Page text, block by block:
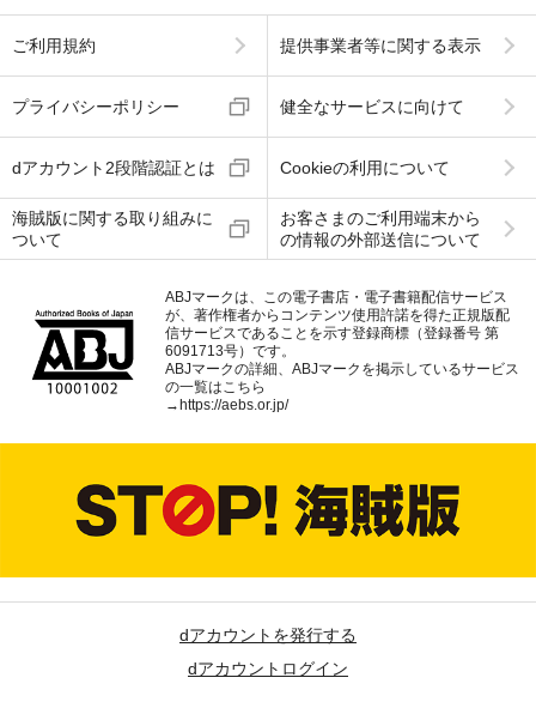
ご利用規約 提供事業者等に関する表示
プライバシーポリシー 健全なサービスに向けて
dアカウント2段階認証とは Cookieの利用について
海賊版に関する取り組みに
ついて
お客さまのご利用端末から
の情報の外部送信について
ABJマークは、この電子書店・電子書籍配信サービス
が、著作権者からコンテンツ使用許諾を得た正規版配
信サービスであることを示す登録商標（登録番号 第
6091713号）です。
ABJマークの詳細、ABJマークを掲示しているサービス
の一覧はこちら
→ https://aebs.or.jp/
dアカウントを発行する
dアカウントログイン